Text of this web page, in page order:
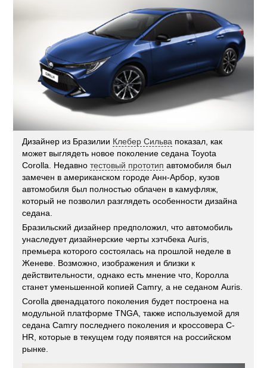
Дизайнер из Бразилии Клебер Сильва показал, как
может выглядеть новое поколение седана Toyota
Corolla. Недавнотестовый прототип автомобиля был
замечен в американском городе Анн-Арбор, кузов
автомобиля был полностью облачен в камуфляж,
который не позволил разглядеть особенности дизайна
седана.
Бразильский дизайнер предположил, что автомобиль
унаследует дизайнерские черты хэтчбека Auris,
премьера которого состоялась на прошлой неделе в
Женеве. Возможно, изображения и близки к
действительности, однако есть мнение что, Королла
станет уменьшенной копией Camry, а не седаном Auris.
Corolla двенадцатого поколения будет построена на
модульной платформе TNGA, также используемой для
седана Camry последнего поколения и кроссовера C-
HR, которые в текущем году появятся на российском
рынке.